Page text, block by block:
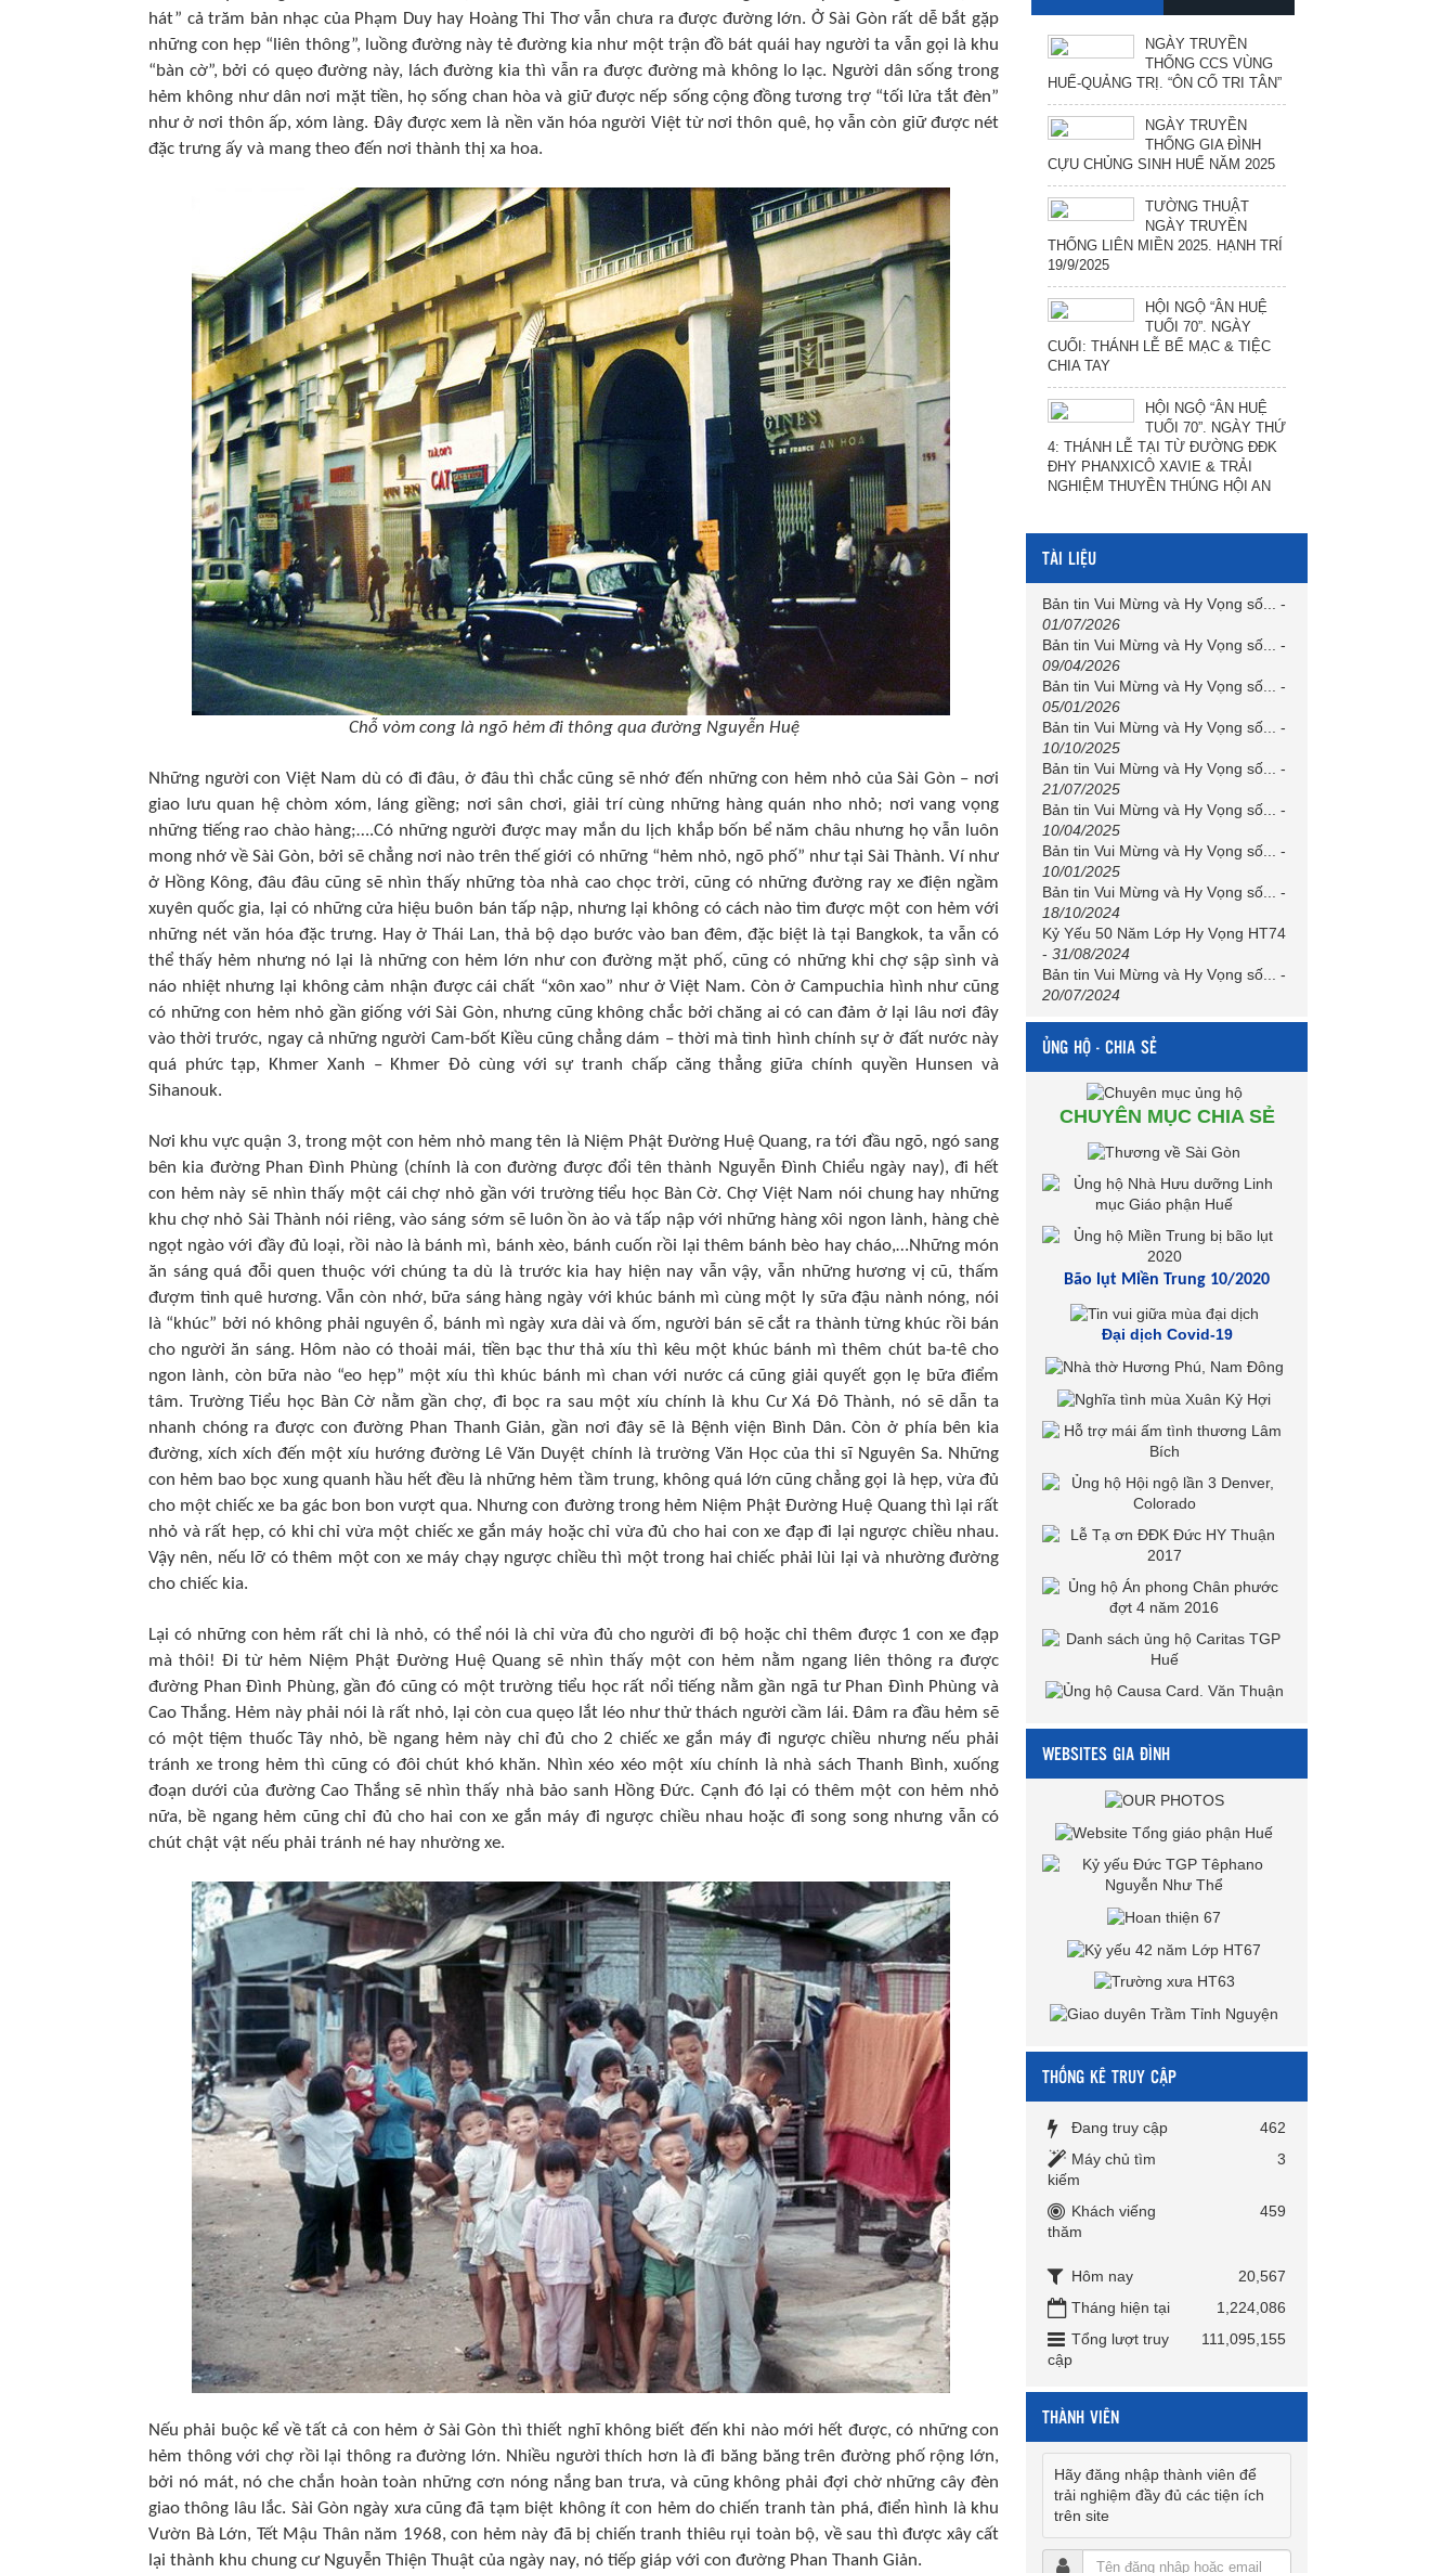
hát” cả trăm bản nhạc của Phạm Duy hay Hoàng Thi Thơ vẫn chưa ra được đường lớn. Ở Sài Gòn rất dễ bắt gặp
những con hẹp “liên thông”, luồng đường này tẻ đường kia như một trận đồ bát quái hay người ta vẫn gọi là khu
“bàn cờ”, bởi có quẹo đường này, lách đường kia thì vẫn ra được đường mà không lo lạc. Người dân sống trong
hẻm không như dân nơi mặt tiền, họ sống chan hòa và giữ được nếp sống cộng đồng tương trợ “tối lửa tắt đèn”
như ở nơi thôn ấp, xóm làng. Đây được xem là nền văn hóa người Việt từ nơi thôn quê, họ vẫn còn giữ được nét
đặc trưng ấy và mang theo đến nơi thành thị xa hoa.
Chỗ vòm cong là ngõ hẻm đi thông qua đường Nguyễn Huệ
Những người con Việt Nam dù có đi đâu, ở đâu thì chắc cũng sẽ nhớ đến những con hẻm nhỏ của Sài Gòn – nơi
giao lưu quan hệ chòm xóm, láng giềng; nơi sân chơi, giải trí cùng những hàng quán nho nhỏ; nơi vang vọng
những tiếng rao chào hàng;….Có những người được may mắn du lịch khắp bốn bể năm châu nhưng họ vẫn luôn
mong nhớ về Sài Gòn, bởi sẽ chẳng nơi nào trên thế giới có những “hẻm nhỏ, ngõ phố” như tại Sài Thành. Ví như
ở Hồng Kông, đâu đâu cũng sẽ nhìn thấy những tòa nhà cao chọc trời, cũng có những đường ray xe điện ngầm
xuyên quốc gia, lại có những cửa hiệu buôn bán tấp nập, nhưng lại không có cách nào tìm được một con hẻm với
những nét văn hóa đặc trưng. Hay ở Thái Lan, thả bộ dạo bước vào ban đêm, đặc biệt là tại Bangkok, ta vẫn có
thể thấy hẻm nhưng nó lại là những con hẻm lớn như con đường mặt phố, cũng có những khi chợ sập sình và
náo nhiệt nhưng lại không cảm nhận được cái chất “xôn xao” như ở Việt Nam. Còn ở Campuchia hình như cũng
có những con hẻm nhỏ gần giống với Sài Gòn, nhưng cũng không chắc bởi chăng ai có can đảm ở lại lâu nơi đây
vào thời trước, ngay cả những người Cam-bốt Kiều cũng chẳng dám – thời mà tình hình chính sự ở đất nước này
quá phức tạp, Khmer Xanh – Khmer Đỏ cùng với sự tranh chấp căng thẳng giữa chính quyền Hunsen và
Sihanouk.
Nơi khu vực quận 3, trong một con hẻm nhỏ mang tên là Niệm Phật Đường Huệ Quang, ra tới đầu ngõ, ngó sang
bên kia đường Phan Đình Phùng (chính là con đường được đổi tên thành Nguyễn Đình Chiểu ngày nay), đi hết
con hẻm này sẽ nhìn thấy một cái chợ nhỏ gần với trường tiểu học Bàn Cờ. Chợ Việt Nam nói chung hay những
khu chợ nhỏ Sài Thành nói riêng, vào sáng sớm sẽ luôn ồn ào và tấp nập với những hàng xôi ngon lành, hàng chè
ngọt ngào với đầy đủ loại, rồi nào là bánh mì, bánh xèo, bánh cuốn rồi lại thêm bánh bèo hay cháo,…Những món
ăn sáng quá đỗi quen thuộc với chúng ta dù là trước kia hay hiện nay vẫn vậy, vẫn những hương vị cũ, thấm
đượm tình quê hương. Vẫn còn nhớ, bữa sáng hàng ngày với khúc bánh mì cùng một ly sữa đậu nành nóng, nói
là “khúc” bởi nó không phải nguyên ổ, bánh mì ngày xưa dài và ốm, người bán sẽ cắt ra thành từng khúc rồi bán
cho người ăn sáng. Hôm nào có thoải mái, tiền bạc thư thả xíu thì kêu một khúc bánh mì thêm chút ba-tê cho
ngon lành, còn bữa nào “eo hẹp” một xíu thì khúc bánh mì chan với nước cá cũng giải quyết gọn lẹ bữa điểm
tâm. Trường Tiểu học Bàn Cờ nằm gần chợ, đi bọc ra sau một xíu chính là khu Cư Xá Đô Thành, nó sẽ dẫn ta
nhanh chóng ra được con đường Phan Thanh Giản, gần nơi đây sẽ là Bệnh viện Bình Dân. Còn ở phía bên kia
đường, xích xích đến một xíu hướng đường Lê Văn Duyệt chính là trường Văn Học của thi sĩ Nguyên Sa. Những
con hẻm bao bọc xung quanh hầu hết đều là những hẻm tầm trung, không quá lớn cũng chẳng gọi là hẹp, vừa đủ
cho một chiếc xe ba gác bon bon vượt qua. Nhưng con đường trong hẻm Niệm Phật Đường Huệ Quang thì lại rất
nhỏ và rất hẹp, có khi chỉ vừa một chiếc xe gắn máy hoặc chỉ vừa đủ cho hai con xe đạp đi lại ngược chiều nhau.
Vậy nên, nếu lỡ có thêm một con xe máy chạy ngược chiều thì một trong hai chiếc phải lùi lại và nhường đường
cho chiếc kia.
Lại có những con hẻm rất chi là nhỏ, có thể nói là chỉ vừa đủ cho người đi bộ hoặc chỉ thêm được 1 con xe đạp
mà thôi! Đi từ hẻm Niệm Phật Đường Huệ Quang sẽ nhìn thấy một con hẻm nằm ngang liên thông ra được
đường Phan Đình Phùng, gần đó cũng có một trường tiểu học rất nổi tiếng nằm gần ngã tư Phan Đình Phùng và
Cao Thắng. Hẻm này phải nói là rất nhỏ, lại còn cua quẹo lắt léo như thử thách người cầm lái. Đâm ra đầu hẻm sẽ
có một tiệm thuốc Tây nhỏ, bề ngang hẻm này chỉ đủ cho 2 chiếc xe gắn máy đi ngược chiều nhưng nếu phải
tránh xe trong hẻm thì cũng có đôi chút khó khăn. Nhìn xéo xéo một xíu chính là nhà sách Thanh Bình, xuống
đoạn dưới của đường Cao Thắng sẽ nhìn thấy nhà bảo sanh Hồng Đức. Cạnh đó lại có thêm một con hẻm nhỏ
nữa, bề ngang hẻm cũng chỉ đủ cho hai con xe gắn máy đi ngược chiều nhau hoặc đi song song nhưng vẫn có
chút chật vật nếu phải tránh né hay nhường xe.
Nếu phải buộc kể về tất cả con hẻm ở Sài Gòn thì thiết nghĩ không biết đến khi nào mới hết được, có những con
hẻm thông với chợ rồi lại thông ra đường lớn. Nhiều người thích hơn là đi băng băng trên đường phố rộng lớn,
bởi nó mát, nó che chắn hoàn toàn những cơn nóng nắng ban trưa, và cũng không phải đợi chờ những cây đèn
giao thông lâu lắc. Sài Gòn ngày xưa cũng đã tạm biệt không ít con hẻm do chiến tranh tàn phá, điển hình là khu
Vườn Bà Lớn, Tết Mậu Thân năm 1968, con hẻm này đã bị chiến tranh thiêu rụi toàn bộ, về sau thì được xây cất
lại thành khu chung cư Nguyễn Thiện Thuật của ngày nay, nó tiếp giáp với con đường Phan Thanh Giản.
NGÀY TRUYỀN
THỐNG CCS VÙNG
HUẾ-QUẢNG TRỊ. “ÔN CỐ TRI TÂN”
NGÀY TRUYỀN
THỐNG GIA ĐÌNH
CỰU CHỦNG SINH HUẾ NĂM 2025
TƯỜNG THUẬT
NGÀY TRUYỀN
THỐNG LIÊN MIỀN 2025. HẠNH TRÍ
19/9/2025
HỘI NGỘ “ÂN HUỆ
TUỔI 70”. NGÀY
CUỐI: THÁNH LỄ BẾ MẠC & TIỆC
CHIA TAY
HỘI NGỘ “ÂN HUỆ
TUỔI 70”. NGÀY THỨ
4: THÁNH LỄ TẠI TỪ ĐƯỜNG ĐĐK
ĐHY PHANXICÔ XAVIE & TRẢI
NGHIỆM THUYỀN THÚNG HỘI AN
TÀI LIỆU
Bản tin Vui Mừng và Hy Vọng số...
-
01/07/2026
Bản tin Vui Mừng và Hy Vọng số...
-
09/04/2026
Bản tin Vui Mừng và Hy Vọng số...
-
05/01/2026
Bản tin Vui Mừng và Hy Vọng số...
-
10/10/2025
Bản tin Vui Mừng và Hy Vọng số...
-
21/07/2025
Bản tin Vui Mừng và Hy Vọng số...
-
10/04/2025
Bản tin Vui Mừng và Hy Vọng số...
-
10/01/2025
Bản tin Vui Mừng và Hy Vọng số...
-
18/10/2024
Kỷ Yếu 50 Năm Lớp Hy Vọng HT74
- 31/08/2024
Bản tin Vui Mừng và Hy Vọng số...
-
20/07/2024
ỦNG HỘ - CHIA SẺ
CHUYÊN MỤC CHIA SẺ
Bão lụt Miền Trung 10/2020
Đại dịch Covid-19
WEBSITES GIA ĐÌNH
THỐNG KÊ TRUY CẬP
Đang truy cập
462
Máy chủ tìm
kiếm
3
Khách viếng
thăm
459
Hôm nay
20,567
Tháng hiện tại
1,224,086
Tổng lượt truy
cập
111,095,155
THÀNH VIÊN
Hãy đăng nhập thành viên để
trải nghiệm đầy đủ các tiện ích
trên site